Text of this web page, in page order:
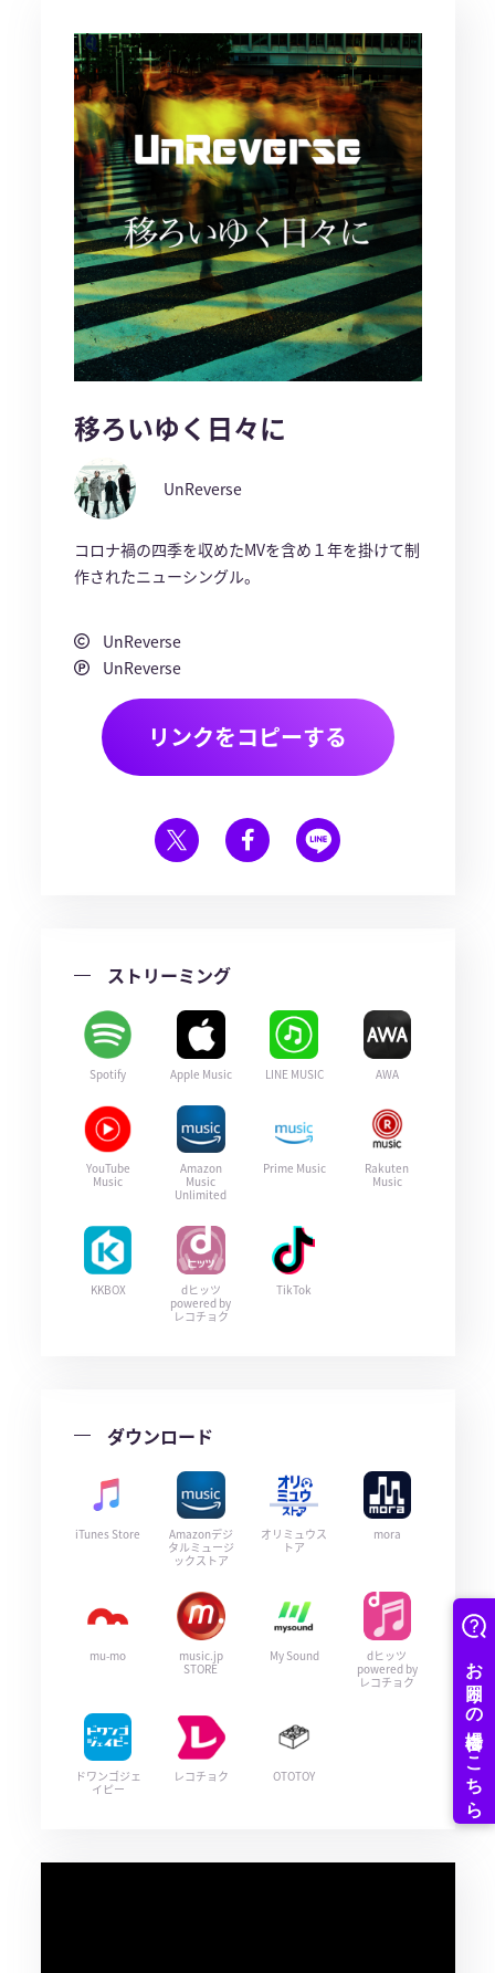
移ろいゆく日々に
UnReverse
コロナ禍の四季を収めたMVを含め１年を掛けて制
作されたニューシングル。
UnReverse
UnReverse
リンクをコピーする
ストリーミング
Spotify Apple Music LINE MUSIC AWA
YouTube
Music
Amazon
Music
Unlimited
Prime Music
Rakuten
Music
KKBOX
dヒッツ
powered by
レコチョク
TikTok
ダウンロード
iTunes Store
Amazonデジ
タルミュージ
ックストア
オリミュウス
トア
mora
mu-mo
music.jp
STORE
My Sound
dヒッツ
powered by
レコチョク
ドワンゴジェ
イピー
レコチョク OTOTOY